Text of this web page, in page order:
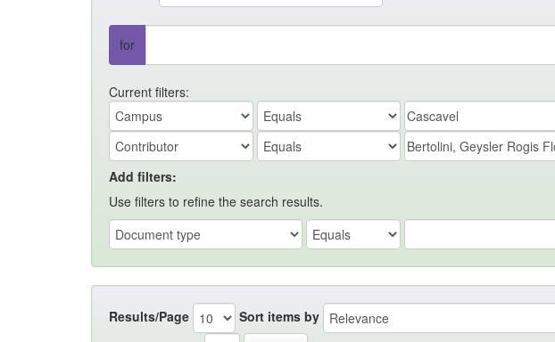
for
Current filters:
Add filters:
Use filters to refine the search results.
Results/Page Sort items by